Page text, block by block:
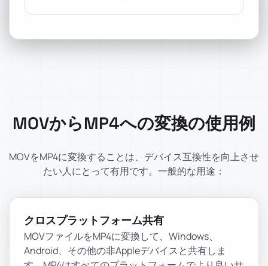
MOVからMP4への変換の使用例
MOVをMP4に変換することは、デバイス互換性を向上させ
たい人にとって有用です。一般的な用途：
クロスプラットフォーム共有
MOVファイルをMP4に変換して、Windows、
Android、その他の非Appleデバイスと共有しま